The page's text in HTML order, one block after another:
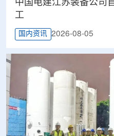
中国电建江苏装备公司
工
国内资讯 2026-08-05